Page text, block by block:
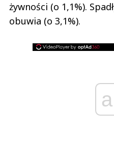
żywności (o 1,1%).
obuwia (o 3,1%).